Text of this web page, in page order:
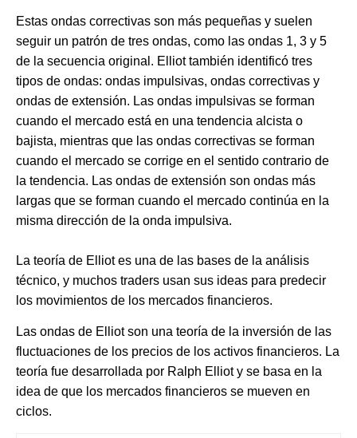
Estas ondas correctivas son más pequeñas y suelen
seguir un patrón de tres ondas, como las ondas 1, 3 y 5
de la secuencia original. Elliot también identificó tres
tipos de ondas: ondas impulsivas, ondas correctivas y
ondas de extensión. Las ondas impulsivas se forman
cuando el mercado está en una tendencia alcista o
bajista, mientras que las ondas correctivas se forman
cuando el mercado se corrige en el sentido contrario de
la tendencia. Las ondas de extensión son ondas más
largas que se forman cuando el mercado continúa en la
misma dirección de la onda impulsiva.
La teoría de Elliot es una de las bases de la análisis
técnico, y muchos traders usan sus ideas para predecir
los movimientos de los mercados financieros.
Las ondas de Elliot son una teoría de la inversión de las
fluctuaciones de los precios de los activos financieros. La
teoría fue desarrollada por Ralph Elliot y se basa en la
idea de que los mercados financieros se mueven en
ciclos.